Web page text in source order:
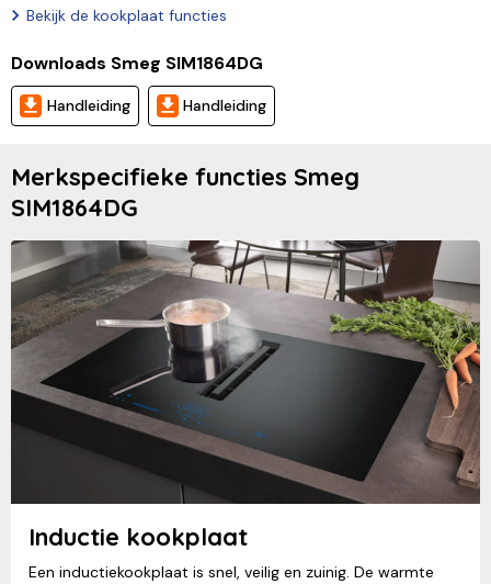
Bekijk de kookplaat functies
Downloads Smeg SIM1864DG
Handleiding Handleiding
Merkspecifieke functies Smeg
SIM1864DG
Inductie kookplaat
Een inductiekookplaat is snel, veilig en zuinig. De warmte